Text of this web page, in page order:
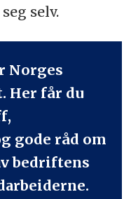
selv.
Norges
Her får du
gode råd om
bedriftens